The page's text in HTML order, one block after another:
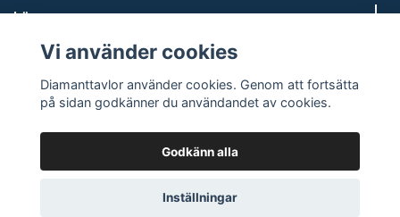
Läs mer
© 2026 Diamanttavlor
Vi använder cookies
Diamanttavlor använder cookies. Genom att fortsätta
på sidan godkänner du användandet av cookies.
Godkänn alla
Inställningar